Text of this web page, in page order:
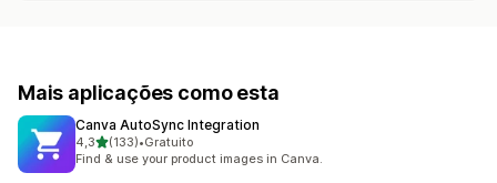
Mais aplicações como esta
Canva AutoSync Integration
4,3de 5 estrelas
(133)
133 total de avaliações
•Gratuito
Find & use your product images in Canva.